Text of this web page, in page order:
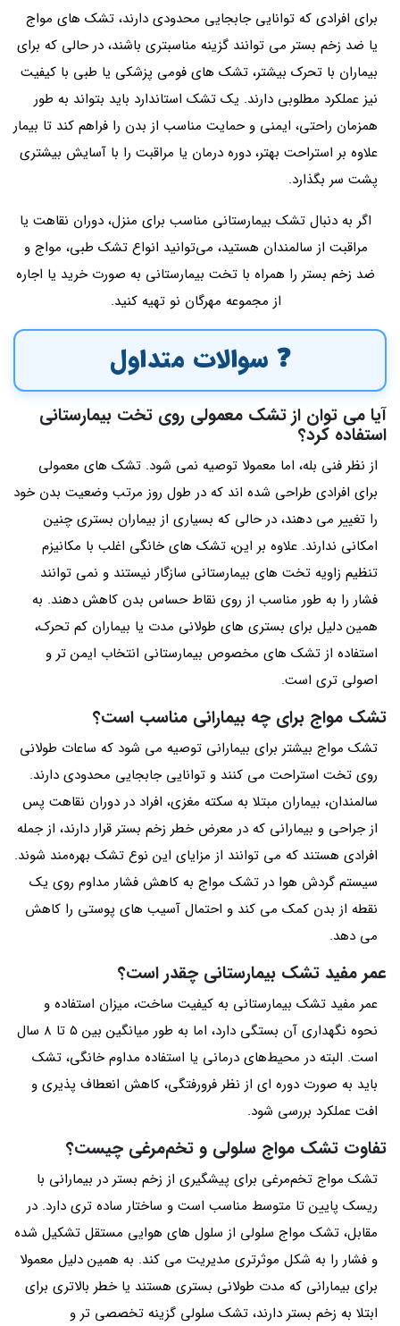
برای افرادی که توانایی جابجایی محدودی دارند، تشک های مواج
یا ضد زخم بستر می توانند گزینه مناسبتری باشند، در حالی که برای
بیماران با تحرک بیشتر، تشک های فومی پزشکی یا طبی با کیفیت
نیز عملکرد مطلوبی دارند. یک تشک استاندارد باید بتواند به طور
همزمان راحتی، ایمنی و حمایت مناسب از بدن را فراهم کند تا بیمار
علاوه بر استراحت بهتر، دوره درمان یا مراقبت را با آسایش بیشتری
پشت سر بگذارد.
اگر به دنبال تشک بیمارستانی مناسب برای منزل، دوران نقاهت یا
مراقبت از سالمندان هستید، می‌توانید انواع تشک طبی، مواج و
ضد زخم بستر را همراه با تخت بیمارستانی به صورت خرید یا اجاره
از مجموعه مهرگان نو تهیه کنید.
❓ سوالات متداول
آیا می توان از تشک معمولی روی تخت بیمارستانی
استفاده کرد؟
از نظر فنی بله، اما معمولا توصیه نمی شود. تشک های معمولی
برای افرادی طراحی شده اند که در طول روز مرتب وضعیت بدن خود
را تغییر می دهند، در حالی که بسیاری از بیماران بستری چنین
امکانی ندارند. علاوه بر این، تشک های خانگی اغلب با مکانیزم
تنظیم زاویه تخت های بیمارستانی سازگار نیستند و نمی توانند
فشار را به طور مناسب از روی نقاط حساس بدن کاهش دهند. به
همین دلیل برای بستری های طولانی مدت یا بیماران کم تحرک،
استفاده از تشک های مخصوص بیمارستانی انتخاب ایمن تر و
اصولی تری است.
تشک مواج برای چه بیمارانی مناسب است؟
تشک مواج بیشتر برای بیمارانی توصیه می شود که ساعات طولانی
روی تخت استراحت می کنند و توانایی جابجایی محدودی دارند.
سالمندان، بیماران مبتلا به سکته مغزی، افراد در دوران نقاهت پس
از جراحی و بیمارانی که در معرض خطر زخم بستر قرار دارند، از جمله
افرادی هستند که می توانند از مزایای این نوع تشک بهره‌مند شوند.
سیستم گردش هوا در تشک مواج به کاهش فشار مداوم روی یک
نقطه از بدن کمک می کند و احتمال آسیب های پوستی را کاهش
می دهد.
عمر مفید تشک بیمارستانی چقدر است؟
عمر مفید تشک بیمارستانی به کیفیت ساخت، میزان استفاده و
نحوه نگهداری آن بستگی دارد، اما به طور میانگین بین ۵ تا ۸ سال
است. البته در محیط‌های درمانی یا استفاده مداوم خانگی، تشک
باید به صورت دوره ای از نظر فرورفتگی، کاهش انعطاف پذیری و
افت عملکرد بررسی شود.
تفاوت تشک مواج سلولی و تخم‌مرغی چیست؟
تشک مواج تخم‌مرغی برای پیشگیری از زخم بستر در بیمارانی با
ریسک پایین تا متوسط مناسب است و ساختار ساده تری دارد. در
مقابل، تشک مواج سلولی از سلول های هوایی مستقل تشکیل شده
و فشار را به شکل موثرتری مدیریت می کند. به همین دلیل معمولا
برای بیمارانی که مدت طولانی بستری هستند یا خطر بالاتری برای
ابتلا به زخم بستر دارند، تشک سلولی گزینه تخصصی تر و